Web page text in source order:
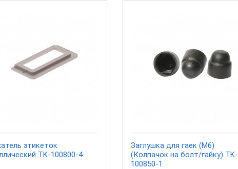
этикеток
TK-100800-4
Заглушка для гаек (M6)
(Колпачок на болт/гайку) TK-
100850-1